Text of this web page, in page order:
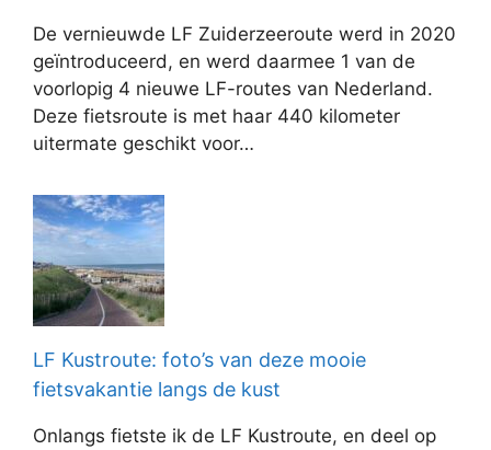
De vernieuwde LF Zuiderzeeroute werd in 2020
geïntroduceerd, en werd daarmee 1 van de
voorlopig 4 nieuwe LF-routes van Nederland.
Deze fietsroute is met haar 440 kilometer
uitermate geschikt voor…
LF Kustroute: foto’s van deze mooie
fietsvakantie langs de kust
Onlangs fietste ik de LF Kustroute, en deel op